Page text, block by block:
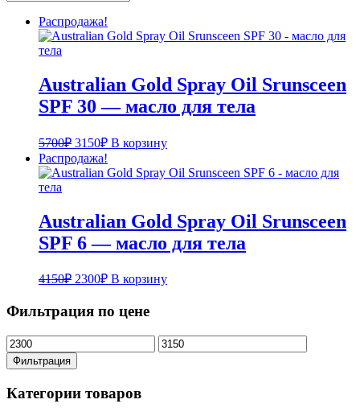
Распродажа!
Australian Gold Spray Oil Srunsceen
SPF 30 — масло для тела
5700₽ Первоначальная
цена
составляла
3150₽Текущая
цена:
3150₽.
В корзину
Распродажа!
Australian Gold Spray Oil Srunsceen
SPF 6 — масло для тела
4150₽ Первоначальная
4150₽.
2300₽Текущая
цена:
2300₽.
В корзину
Фильтрация по цене
Минимальная
цена
Максимальная
цена
Фильтрация
Категории товаров